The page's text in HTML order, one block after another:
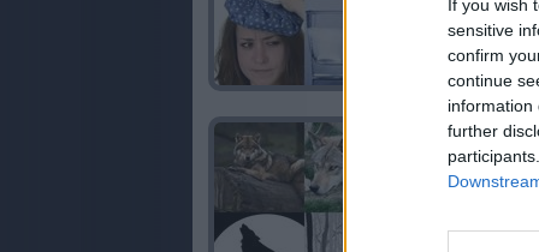
If you wish
sensitive
confirm
continue
information
further